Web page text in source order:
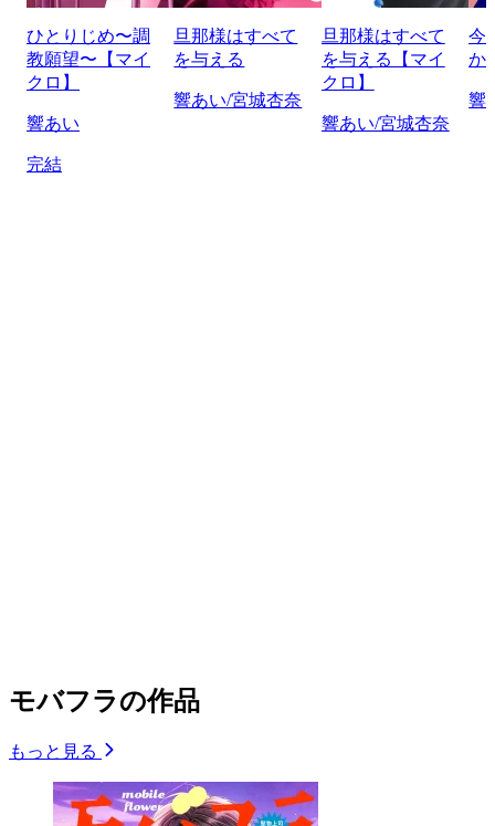
ひとりじめ〜調
教願望〜【マイ
クロ】
響あい
完結
旦那様はすべて
を与える
響あい/宮城杏奈
旦那様はすべて
を与える【マイ
クロ】
響あい/宮城杏奈
今
か
響
モバフラの作品
もっと見る